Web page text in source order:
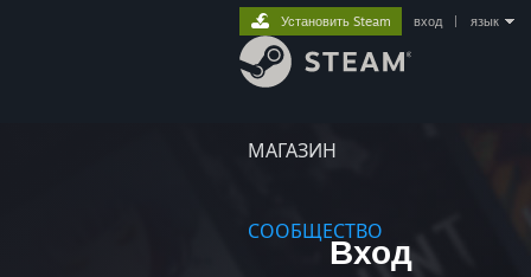
МАГАЗИН
СООБЩЕСТВО
Установить Steam вход язык
Вход